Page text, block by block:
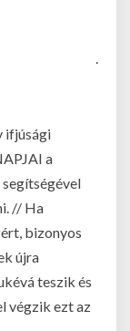
.
ifjúsági
a
segítségével
// Ha
bizonyos
újra
teszik és
végzik ezt az